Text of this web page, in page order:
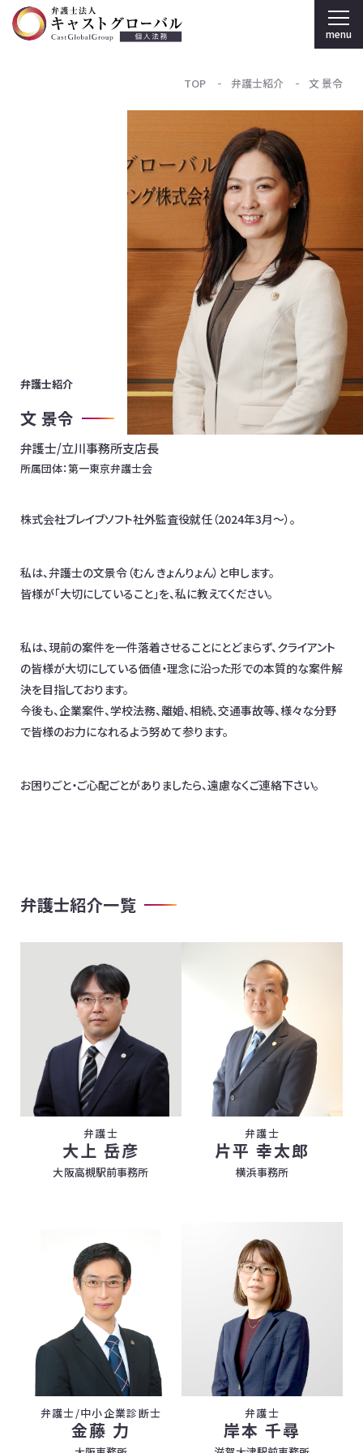
弁護士法人キャストグローバル TOP
お問合わせ
日本全国対応！オンライン相談OK
menu
TOP 弁護士紹介 文 景令
弁護士紹介
文 景令
弁護士/立川事務所支店長
所属団体：第一東京弁護士会
株式会社ブレイブソフト社外監査役就任（2024年3月～）。
私は、弁護士の文景令（むん きょんりょん）と申します。
皆様が「大切にしていること」を、私に教えてください。
私は、現前の案件を一件落着させることにとどまらず、クライアント
の皆様が大切にしている価値・理念に沿った形での本質的な案件解
決を目指しております。
今後も、企業案件、学校法務、離婚、相続、交通事故等、様々な分野
で皆様のお力になれるよう努めて参ります。
お困りごと・ご心配ごとがありましたら、遠慮なくご連絡下さい。
弁護士紹介一覧
弁護士
大上 岳彦
大阪高槻駅前事務所
弁護士
片平 幸太郎
横浜事務所
弁護士/中小企業診断士
金藤 力
弁護士
岸本 千尋